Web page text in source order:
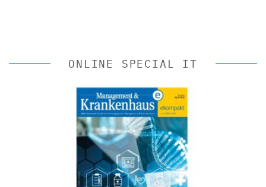
ONLINE SPECIAL IT